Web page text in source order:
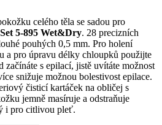
celého těla se sadou pro
5-895 Wet&Dry. 28 precizních
pouhých 0,5 mm. Pro holení
a pro úpravu délky chloupků použijte
začínáte s epilací, jistě uvítáte možnost
snižuje možnou bolestivost epilace.
čisticí kartáček na obličej s
jemně masíruje a odstraňuje
i pro citlivou pleť.